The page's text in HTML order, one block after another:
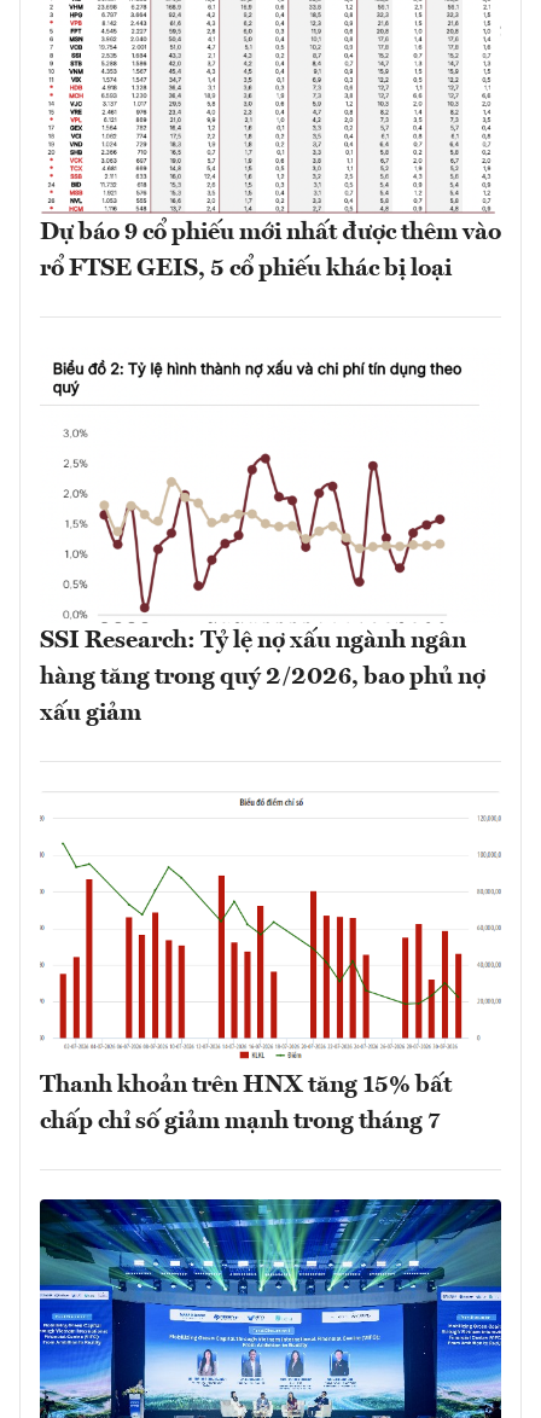
Dự báo 9 cổ phiếu mới nhất được thêm vào
rổ FTSE GEIS, 5 cổ phiếu khác bị loại
SSI Research: Tỷ lệ nợ xấu ngành ngân
hàng tăng trong quý 2/2026, bao phủ nợ
xấu giảm
Thanh khoản trên HNX tăng 15% bất
chấp chỉ số giảm mạnh trong tháng 7